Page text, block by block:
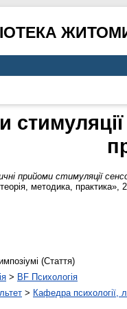
прийоми стимуляції
методика,
(Стаття)
> BF Психологія
> Кафедра психології,